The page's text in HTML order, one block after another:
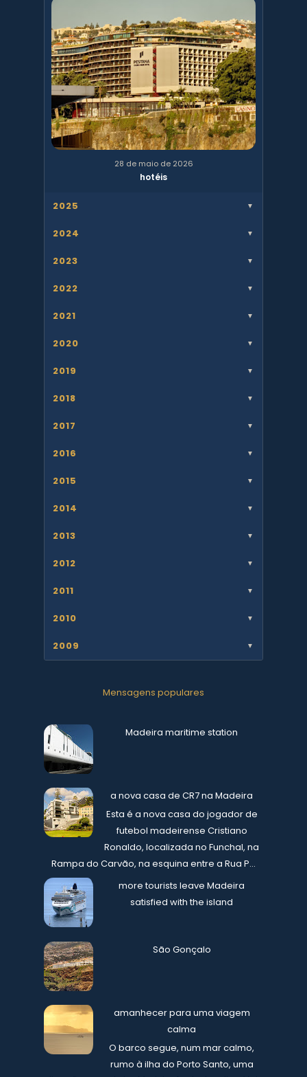
28 de maio de 2026
hotéis
2025 ▼
2024 ▼
2023 ▼
2022 ▼
2021 ▼
2020 ▼
2019 ▼
2018 ▼
2017 ▼
2016 ▼
2015 ▼
2014 ▼
2013 ▼
2012 ▼
2011 ▼
2010 ▼
2009 ▼
Mensagens populares
Madeira maritime station
a nova casa de CR7 na Madeira
Esta é a nova casa do jogador de
futebol madeirense Cristiano
Ronaldo, localizada no Funchal, na
Rampa do Carvão, na esquina entre a Rua P...
more tourists leave Madeira
satisfied with the island
São Gonçalo
amanhecer para uma viagem
calma
O barco segue, num mar calmo,
rumo à ilha do Porto Santo, uma